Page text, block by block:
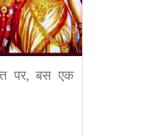
पर, बस एक